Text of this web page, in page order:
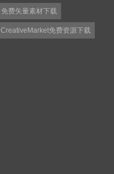
免费矢量素材下载
CreativeMarket免费资源下载